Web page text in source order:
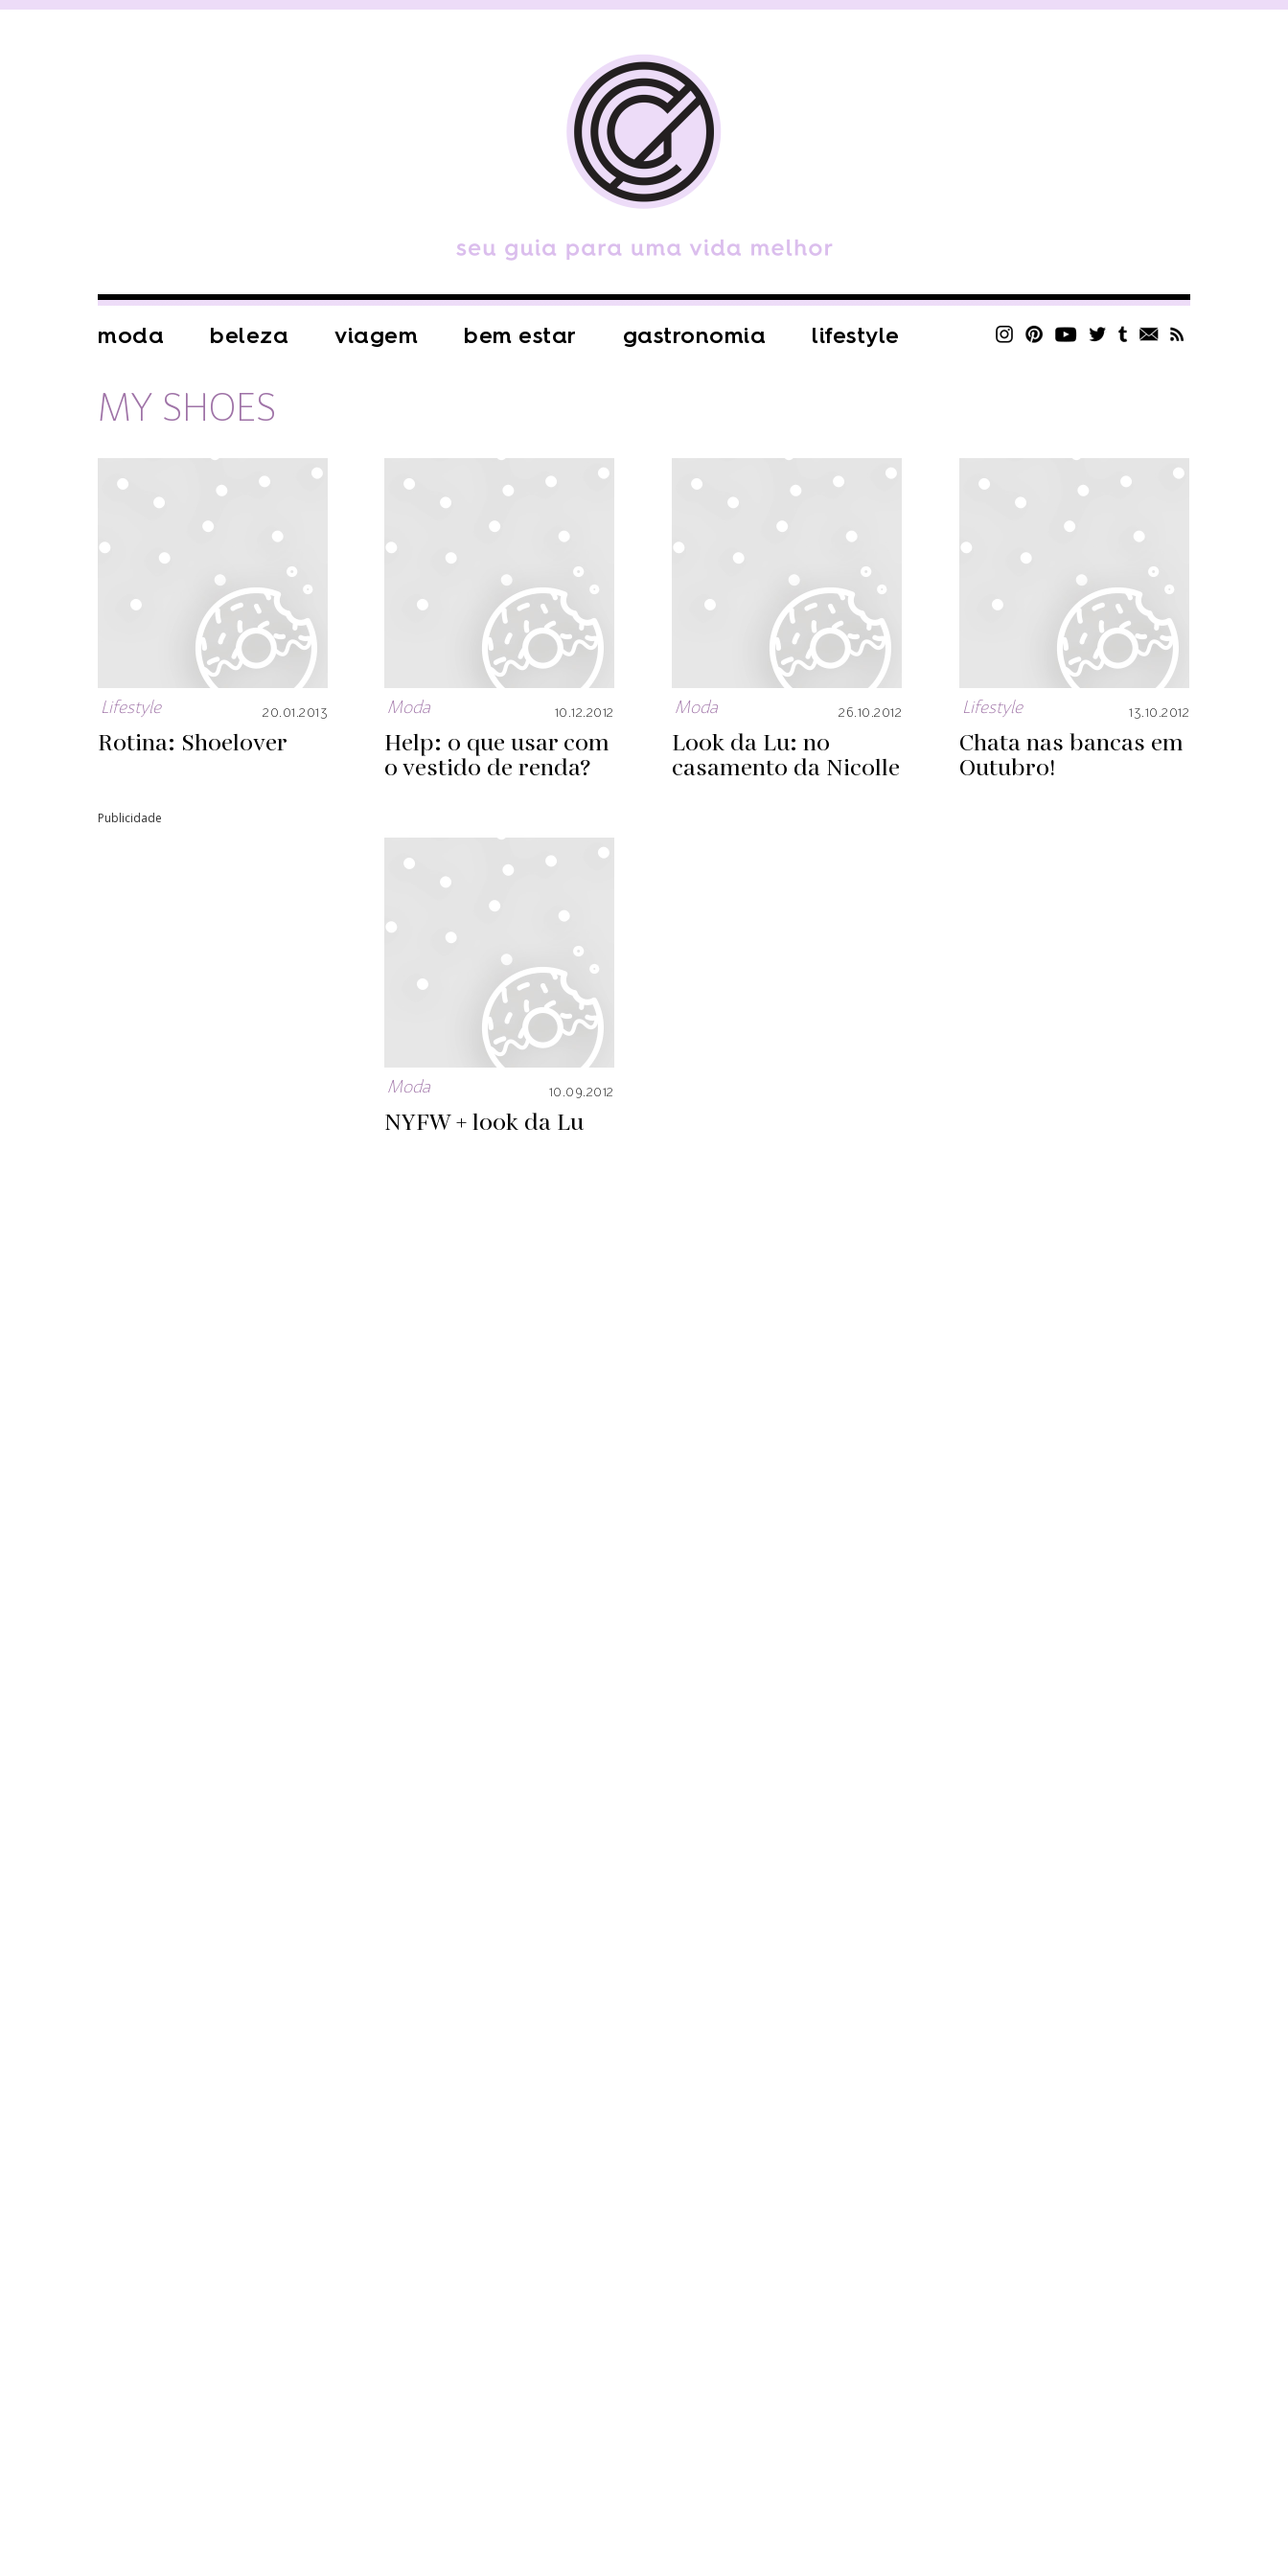
moda beleza viagem bem estar gastronomia lifestyle
MY SHOES
Lifestyle 20.01.2013
Rotina: Shoelover
Moda 10.12.2012
Help: o que usar com
o vestido de renda?
Moda 26.10.2012
Look da Lu: no
casamento da Nicolle
Lifestyle 13.10.2012
Chata nas bancas em
Outubro!
Publicidade
Moda 10.09.2012
NYFW + look da Lu